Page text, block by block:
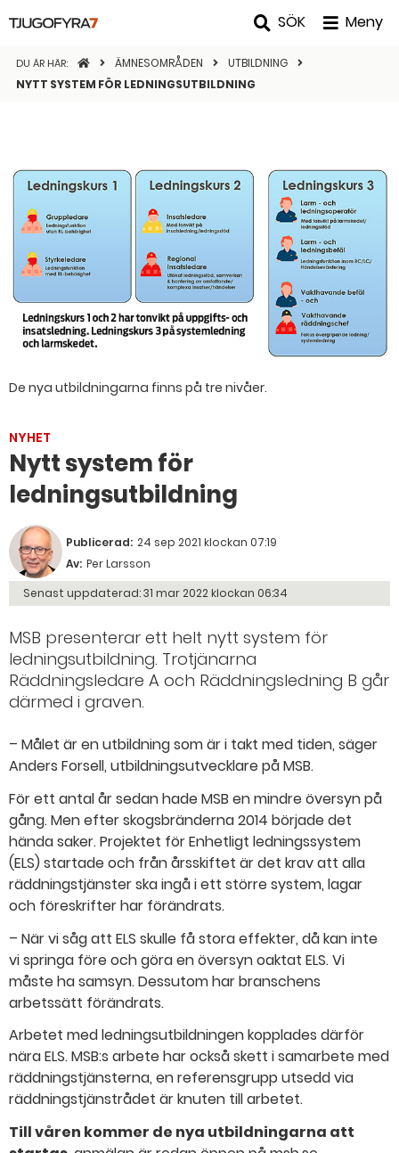
SÖK Meny
DU ÄR HÄR: STARTSIDANÄMNESOMRÅDEN
UTBILDNING
NYTT SYSTEM FÖR LEDNINGSUTBILDNING
De nya utbildningarna finns på tre nivåer.
NYHET
Nytt system för
ledningsutbildning
Publicerad: 24 sep 2021 klockan 07:19
Av: Per Larsson
Senast uppdaterad:31 mar 2022 klockan 06:34
MSB presenterar ett helt nytt system för
ledningsutbildning. Trotjänarna
Räddningsledare A och Räddningsledning B går
därmed i graven.
– Målet är en utbildning som är i takt med tiden, säger
Anders Forsell, utbildningsutvecklare på MSB.
För ett antal år sedan hade MSB en mindre översyn på
gång. Men efter skogsbränderna 2014 började det
hända saker. Projektet för Enhetligt ledningssystem
(ELS) startade och från årsskiftet är det krav att alla
räddningstjänster ska ingå i ett större system, lagar
och föreskrifter har förändrats.
– När vi såg att ELS skulle få stora effekter, då kan inte
vi springa före och göra en översyn oaktat ELS. Vi
måste ha samsyn. Dessutom har branschens
arbetssätt förändrats.
Arbetet med ledningsutbildningen kopplades därför
nära ELS. MSB:s arbete har också skett i samarbete med
räddningstjänsterna, en referensgrupp utsedd via
räddningstjänstrådet är knuten till arbetet.
Till våren kommer de nya utbildningarna att